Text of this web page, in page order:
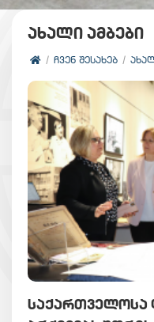
ახალი ამბები
ᲩᲕᲔᲜ ᲨᲔᲡᲐᲮᲔᲑ
ᲡᲐᲥᲐᲠᲗᲕᲔᲚᲝᲡᲐ